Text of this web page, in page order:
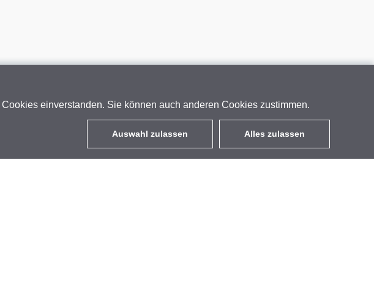
einverstanden. Sie können auch anderen Cookies zustimmen.
Auswahl zulassen Alles zulassen